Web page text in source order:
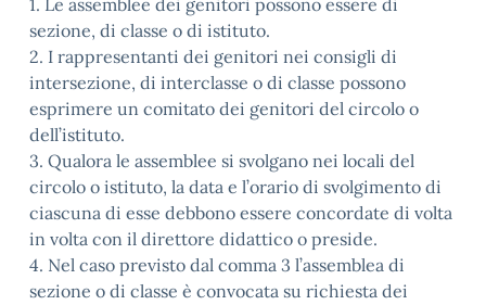
1. Le assemblee dei genitori possono essere di
sezione, di classe o di istituto.
2. I rappresentanti dei genitori nei consigli di
intersezione, di interclasse o di classe possono
esprimere un comitato dei genitori del circolo o
dell’istituto.
3. Qualora le assemblee si svolgano nei locali del
circolo o istituto, la data e l’orario di svolgimento di
ciascuna di esse debbono essere concordate di volta
in volta con il direttore didattico o preside.
4. Nel caso previsto dal comma 3 l’assemblea di
sezione o di classe è convocata su richiesta dei